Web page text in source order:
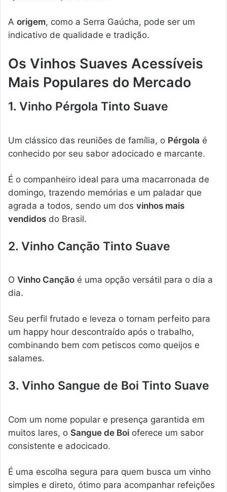
A origem, como a Serra Gaúcha, pode ser um
indicativo de qualidade e tradição.
Os Vinhos Suaves Acessíveis
Mais Populares do Mercado
1. Vinho Pérgola Tinto Suave
Um clássico das reuniões de família, o Pérgola é
conhecido por seu sabor adocicado e marcante.
É o companheiro ideal para uma macarronada de
domingo, trazendo memórias e um paladar que
agrada a todos, sendo um dos vinhos mais
vendidos do Brasil.
2. Vinho Canção Tinto Suave
O Vinho Canção é uma opção versátil para o dia a
dia.
Seu perfil frutado e leveza o tornam perfeito para
um happy hour descontraído após o trabalho,
combinando bem com petiscos como queijos e
salames.
3. Vinho Sangue de Boi Tinto Suave
Com um nome popular e presença garantida em
muitos lares, o Sangue de Boi oferece um sabor
consistente e adocicado.
É uma escolha segura para quem busca um vinho
simples e direto, ótimo para acompanhar refeições